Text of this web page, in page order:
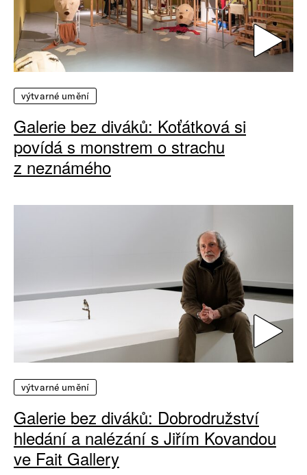
výtvarné umění
Galerie bez diváků: Koťátková si
povídá s monstrem o strachu
z neznámého
výtvarné umění
Galerie bez diváků: Dobrodružství
hledání a nalézání s Jiřím Kovandou
ve Fait Gallery